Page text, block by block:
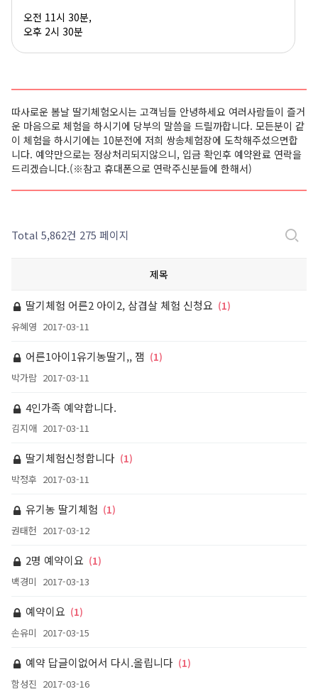
오전 11시 30분,
오후 2시 30분
따사로운 봄날 딸기체험오시는 고객님들 안녕하세요 여러사람들이 즐거
운 마음으로 체험을 하시기에 당부의 말씀을 드릴까합니다. 모든분이 같
이 체험을 하시기에는 10분전에 저희 쌍송체험장에 도착해주셨으면합
니다. 예약만으로는 정상처리되지않으니, 입금 확인후 예약완료 연락을
드리겠습니다.(※참고 휴대폰으로 연락주신분들에 한해서)
Total 5,862건 275 페이지
제목
딸기체험 어른2 아이2, 삼겹살 체험 신청요 (1)
유혜영 2017-03-11
어른1아이1유기농딸기,, 잼 (1)
박가람 2017-03-11
4인가족 예약합니다.
김지애 2017-03-11
딸기체험신청합니다 (1)
박정후 2017-03-11
유기농 딸기체험 (1)
권태헌 2017-03-12
2명 예약이요 (1)
백경미 2017-03-13
예약이요 (1)
손유미 2017-03-15
예약 답글이없어서 다시.올립니다 (1)
함성진 2017-03-16